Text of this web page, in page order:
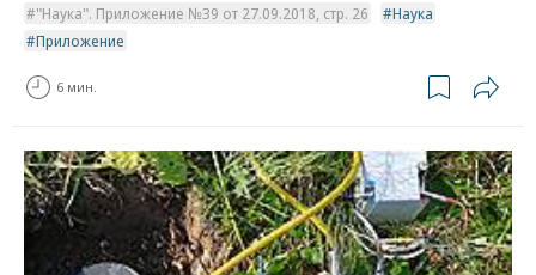
"Наука". Приложение №39 от 27.09.2018, стр. 26
Наука
Приложение
6 мин.